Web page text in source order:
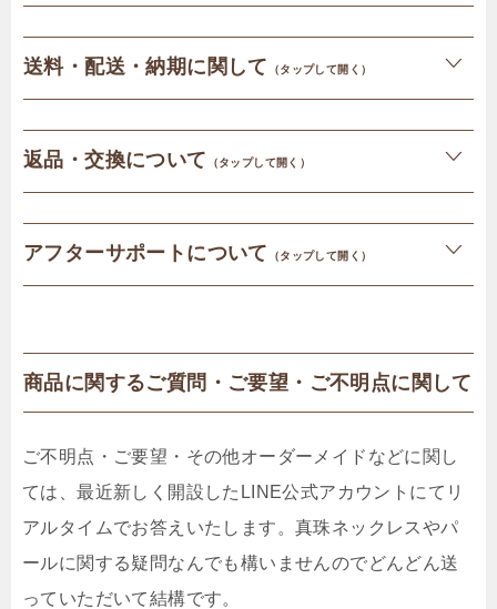
送料・配送・納期に関して （タップして開く）
返品・交換について （タップして開く）
アフターサポートについて （タップして開く）
商品に関するご質問・ご要望・ご不明点に関して
ご不明点・ご要望・その他オーダーメイドなどに関し
ては、最近新しく開設したLINE公式アカウントにてリ
アルタイムでお答えいたします。真珠ネックレスやパ
ールに関する疑問なんでも構いませんのでどんどん送
っていただいて結構です。